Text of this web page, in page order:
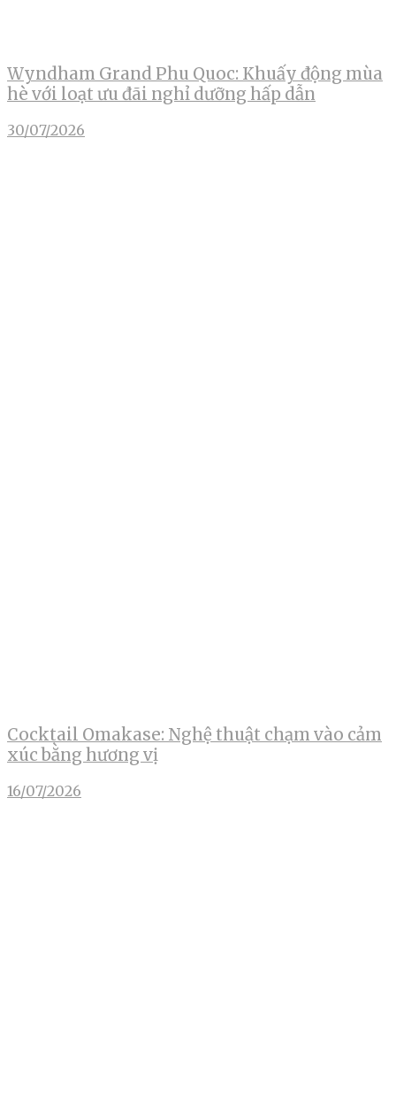
Wyndham Grand Phu Quoc: Khuấy động mùa
hè với loạt ưu đãi nghỉ dưỡng hấp dẫn
30/07/2026
Cocktail Omakase: Nghệ thuật chạm vào cảm
xúc bằng hương vị
16/07/2026